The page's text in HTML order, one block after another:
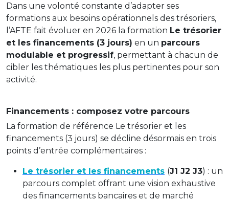
Dans une volonté constante d’adapter ses
formations aux besoins opérationnels des trésoriers,
l’AFTE fait évoluer en 2026 la formation Le trésorier
et les financements (3 jours) en un parcours
modulable et progressif, permettant à chacun de
cibler les thématiques les plus pertinentes pour son
activité.
Financements : composez votre parcours
La formation de référence Le trésorier et les
financements (3 jours) se décline désormais en trois
points d’entrée complémentaires :
Le trésorier et les financements (J1 J2 J3) : un
parcours complet offrant une vision exhaustive
des financements bancaires et de marché